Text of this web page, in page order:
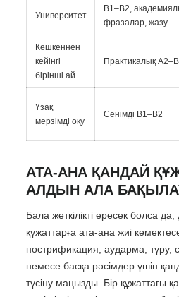
Университет
B1–B2,
фразалар, жазу
Көшкеннен
кейінгі
бірінші ай
Практикалық
Ұзақ
мерзімді оқу
Сенімді B1–B2
АТА-АНА ҚАНДАЙ
АЛДЫН АЛА
Бала жеткілікті ересек болса
құжаттарға ата-ана жиі
нострификация, аударма, тұру,
немесе басқа рәсімдер үшін
түсіну маңызды. Бір құжаттағы